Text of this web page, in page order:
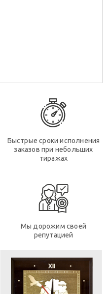
Быстрые сроки исполнения
заказов при небольших
тиражах
Мы дорожим своей
репутацией